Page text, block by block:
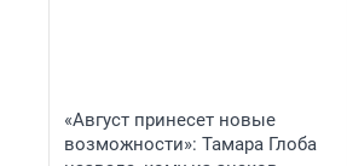
«Август принесет новые
возможности»: Тамара Глоба